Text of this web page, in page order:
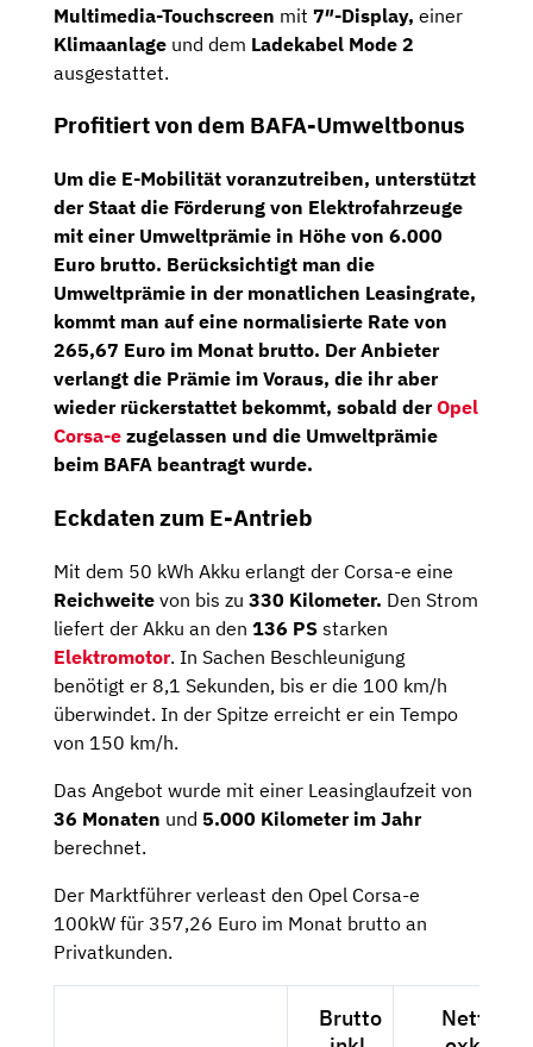
Multimedia-Touchscreen mit 7″-Display, einer
Klimaanlage und dem Ladekabel Mode 2
ausgestattet.
Profitiert von dem BAFA-Umweltbonus
Um die E-Mobilität voranzutreiben, unterstützt
der Staat die Förderung von Elektrofahrzeuge
mit einer Umweltprämie in Höhe von 6.000
Euro brutto. Berücksichtigt man die
Umweltprämie in der monatlichen Leasingrate,
kommt man auf eine normalisierte Rate von
265,67 Euro im Monat brutto. Der Anbieter
verlangt die Prämie im Voraus, die ihr aber
wieder rückerstattet bekommt, sobald derOpel
Corsa-e zugelassen und die Umweltprämie
beim BAFA beantragt wurde.
Eckdaten zum E-Antrieb
Mit dem 50 kWh Akku erlangt der Corsa-e eine
Reichweite von bis zu 330 Kilometer. Den Strom
liefert der Akku an den 136 PS starken
Elektromotor. In Sachen Beschleunigung
benötigt er 8,1 Sekunden, bis er die 100 km/h
überwindet. In der Spitze erreicht er ein Tempo
von 150 km/h.
Das Angebot wurde mit einer Leasinglaufzeit von
36 Monaten und 5.000 Kilometer im Jahr
berechnet.
Der Marktführer verleast den Opel Corsa-e
100kW für 357,26 Euro im Monat brutto an
Privatkunden.
Brutto
Netto